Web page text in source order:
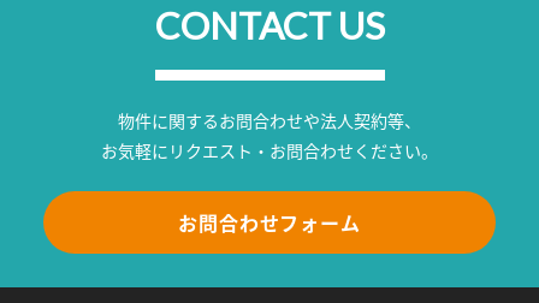
CONTACT US
物件に関するお問合わせや法人契約等、
お気軽にリクエスト・お問合わせください。
お問合わせフォーム